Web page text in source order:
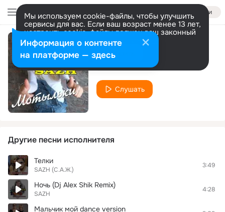
Войти
Мы используем cookie-файлы, чтобы улучшить
сервисы для вас. Если ваш возраст менее 13 лет,
настроить cookie-файлы должен ваш законный
представитель. Больше информации
Разрешить все Настроить
Мотыльки
SAZH
Слушать
Другие песни исполнителя
Телки
SAZH (С.А.Ж.)
3:49
Ночь (Dj Alex Shik Remix)
SAZH
4:28
Мальчик мой dance version
Информация о контенте
на платформе — здесь